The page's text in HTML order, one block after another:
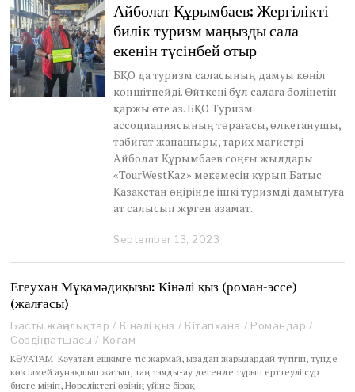
Айболат Құрымбаев: Жергілікті
билік туризм маңызды сала
екенін түсінбей отыр
БҚО да туризм саласының дамуы көңіл
көншітпейді. Өйткені бұл салаға бөлінетін
қаржы өте аз. БҚО Туризм
ассоциациясының төрағасы, өлкетанушы,
табиғат жанашыры, тарих магистрі
Айболат Құрымбаев соңғы жылдары
«TourWestKaz» мекемесін құрып Батыс
Қазақстан өңірінде ішкі туризмді дамытуға
ат салысып жүрген азамат.
September 13, 2023
t
e
b
Егеухан Мұқамәдиқызы: Кінәлі қыз (роман-эссе)
(жалғасы)
Басты жаңалықтар / Кінәлі қыз / Кітапхана / Романдар /
Сөздің патшасы / Қоғам
КӘУАТАМ Кәуатам ешкімге тіс жармай, ызадан жарылардай түтігіп, түнде
көз ілмей аунақшып жатып, таң таяды-ау дегенде тұрып ерттеулі сұр
биеге мініп, Нөреліктегі өзінің үйіне бірақ